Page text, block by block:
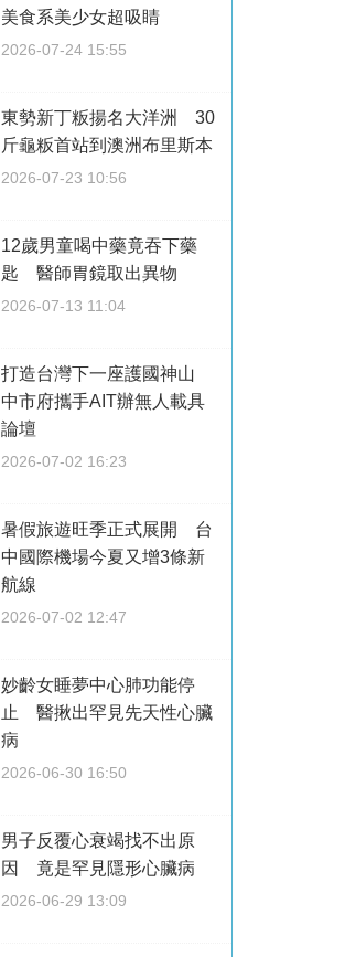
美食系美少女超吸睛
2026-07-24 15:55
東勢新丁粄揚名大洋洲 30
斤龜粄首站到澳洲布里斯本
2026-07-23 10:56
12歲男童喝中藥竟吞下藥
匙 醫師胃鏡取出異物
2026-07-13 11:04
打造台灣下一座護國神山
中市府攜手AIT辦無人載具
論壇
2026-07-02 16:23
暑假旅遊旺季正式展開 台
中國際機場今夏又增3條新
航線
2026-07-02 12:47
妙齡女睡夢中心肺功能停
止 醫揪出罕見先天性心臟
病
2026-06-30 16:50
男子反覆心衰竭找不出原
因 竟是罕見隱形心臟病
2026-06-29 13:09